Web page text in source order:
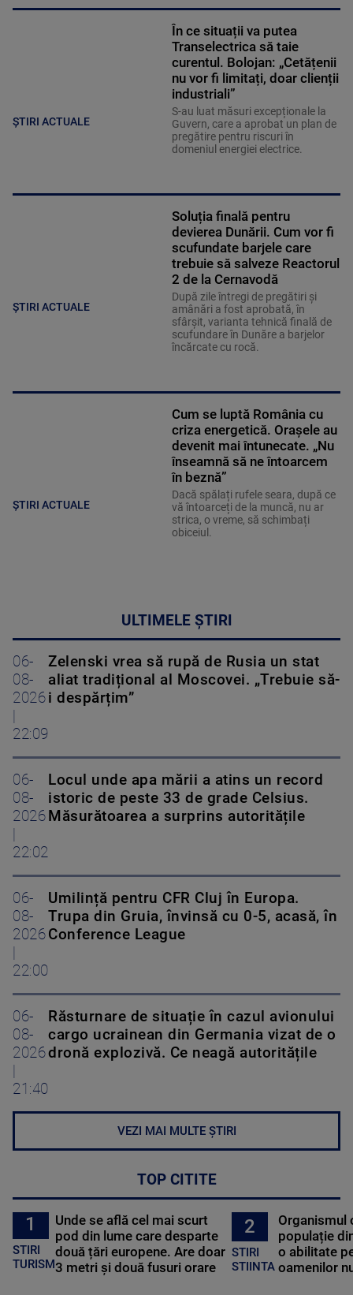
ȘTIRI ACTUALE
În ce situații va putea
Transelectrica să taie
curentul. Bolojan: „Cetățenii
nu vor fi limitați, doar clienții
industriali”
S-au luat măsuri excepționale la
Guvern, care a aprobat un plan de
pregătire pentru riscuri în
domeniul energiei electrice.
ȘTIRI ACTUALE
Soluția finală pentru
devierea Dunării. Cum vor fi
scufundate barjele care
trebuie să salveze Reactorul
2 de la Cernavodă
După zile întregi de pregătiri și
amânări a fost aprobată, în
sfârșit, varianta tehnică finală de
scufundare în Dunăre a barjelor
încărcate cu rocă.
ȘTIRI ACTUALE
Cum se luptă România cu
criza energetică. Orașele au
devenit mai întunecate. „Nu
înseamnă să ne întoarcem
în beznă”
Dacă spălați rufele seara, după ce
vă întoarceți de la muncă, nu ar
strica, o vreme, să schimbați
obiceiul.
ULTIMELE ȘTIRI
06-
08-
2026
22:09
Zelenski vrea să rupă de Rusia un stat
aliat tradițional al Moscovei. „Trebuie să-
i despărțim”
06-
08-
2026
22:02
Locul unde apa mării a atins un record
istoric de peste 33 de grade Celsius.
Măsurătoarea a surprins autoritățile
06-
08-
2026
22:00
Umilință pentru CFR Cluj în Europa.
Trupa din Gruia, învinsă cu 0-5, acasă, în
Conference League
06-
08-
2026
21:40
Răsturnare de situație în cazul avionului
cargo ucrainean din Germania vizat de o
dronă explozivă. Ce neagă autoritățile
VEZI MAI MULTE ȘTIRI
TOP CITITE
1
STIRI
TURISM
Unde se află cel mai scurt
pod din lume care desparte
două țări europene. Are doar
3 metri și două fusuri orare
2
STIRI
STIINTA
Organismul
populație
o abilitate
oamenilor